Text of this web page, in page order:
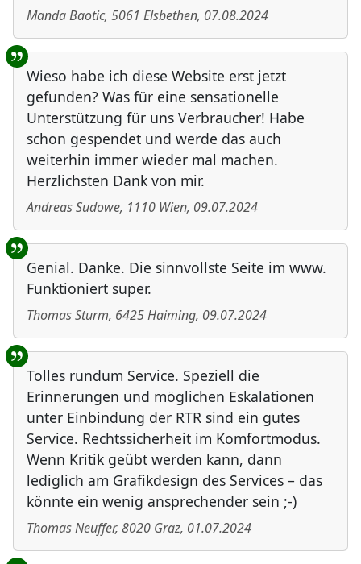
Manda Baotic, 5061 Elsbethen, 07.08.2024
Wieso habe ich diese Website erst jetzt
gefunden? Was für eine sensationelle
Unterstützung für uns Verbraucher! Habe
schon gespendet und werde das auch
weiterhin immer wieder mal machen.
Herzlichsten Dank von mir.
Andreas Sudowe, 1110 Wien, 09.07.2024
Genial. Danke. Die sinnvollste Seite im www.
Funktioniert super.
Thomas Sturm, 6425Haiming, 09.07.2024
Tolles rundum Service. Speziell die
Erinnerungen und möglichen Eskalationen
unter Einbindung der RTR sind ein gutes
Service. Rechtssicherheit im Komfortmodus.
Wenn Kritik geübt werden kann, dann
lediglich am Grafikdesign des Services – das
könnte ein wenig ansprechender sein ;-)
Thomas Neuffer, 8020 Graz, 01.07.2024